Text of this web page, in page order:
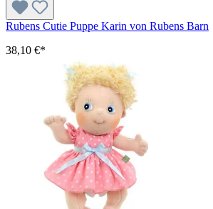
Rubens Cutie Puppe Karin von Rubens Barn
38,10 €*